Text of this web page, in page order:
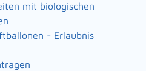
mit biologischen
- Erlaubnis